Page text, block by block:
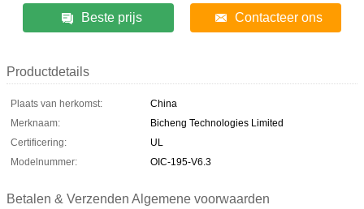
Beste prijs Contacteer ons
Productdetails
Plaats van herkomst:
China
Merknaam:
Bicheng Technologies Limited
Certificering:
UL
Modelnummer:
OIC-195-V6.3
Betalen & Verzenden Algemene voorwaarden